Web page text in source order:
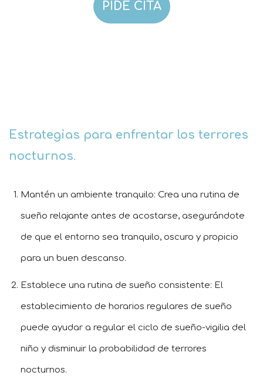
PIDE CITA
Estrategias para enfrentar los terrores
nocturnos.
Mantén un ambiente tranquilo: Crea una rutina de
sueño relajante antes de acostarse, asegurándote
de que el entorno sea tranquilo, oscuro y propicio
para un buen descanso.
Establece una rutina de sueño consistente: El
establecimiento de horarios regulares de sueño
puede ayudar a regular el ciclo de sueño-vigilia del
niño y disminuir la probabilidad de terrores
nocturnos.